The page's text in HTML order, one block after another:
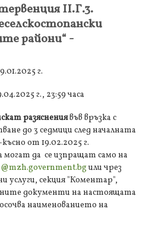
II.Г.3.
райони“ -
г.
г., 23:59 часа
разяснениявъв връзка с
до 3 седмици след началната
от 19.02.2025 г.
да се изпращат само на
или чрез
услуги, секция "Коментар",
документи на настоящата
наименованието на